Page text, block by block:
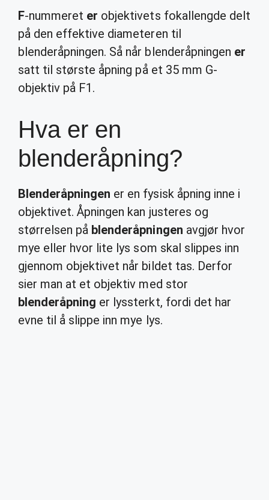
F-nummeret er objektivets fokallengde delt
på den effektive diameteren til
blenderåpningen. Så når blenderåpningen er
satt til største åpning på et 35 mm G-
objektiv på F1.
Hva er en
blenderåpning?
Blenderåpningen er en fysisk åpning inne i
objektivet. Åpningen kan justeres og
størrelsen på blenderåpningen avgjør hvor
mye eller hvor lite lys som skal slippes inn
gjennom objektivet når bildet tas. Derfor
sier man at et objektiv med stor
blenderåpning er lyssterkt, fordi det har
evne til å slippe inn mye lys.